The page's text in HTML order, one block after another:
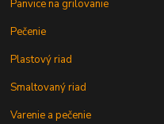
Panvice na grilovanie
Pečenie
Plastový riad
Smaltovaný riad
Varenie a pečenie